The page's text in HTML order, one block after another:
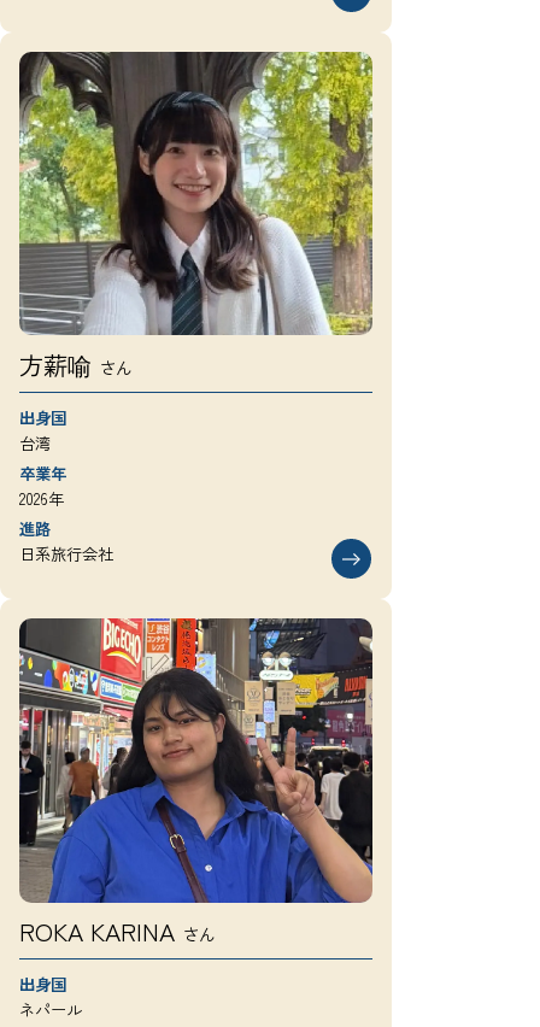
方薪喻 さん
出身国
台湾
卒業年
2026年
進路
日系旅行会社
ROKA KARINA さん
出身国
ネパール